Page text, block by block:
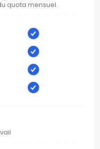
quota mensuel.